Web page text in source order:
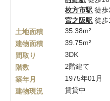
枚方市駅 徒
宮之阪駅 徒
土地面積
35.38m²
建物面積
39.75m²
間取り
3DK
階数
2階建て
築年月
1975年01月
建物現況
賃貸中